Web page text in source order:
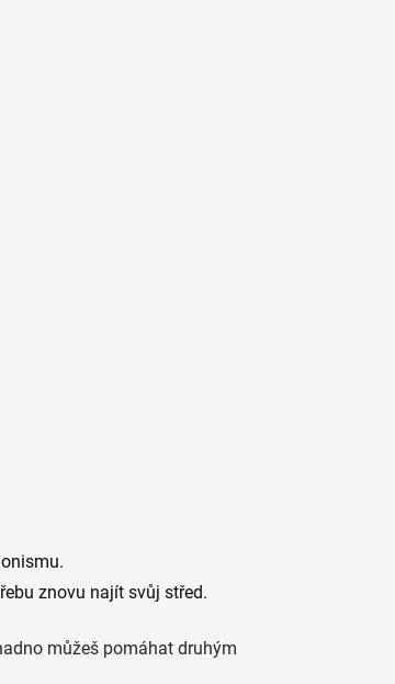
znovu najít svůj střed.
můžeš pomáhat druhým